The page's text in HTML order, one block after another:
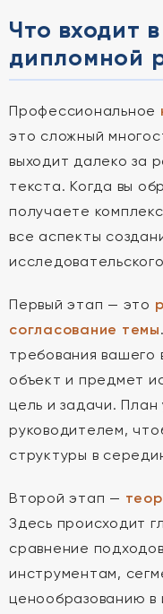
Что входит
дипломной
Профессиональное
это сложный
выходит далеко за
текста. Когда вы
получаете
все аспекты
Первый этап — это
согласование темы
требования вашего
объект и предмет
цель и задачи.
руководителем,
структуры в
Второй этап —
Здесь происходит
сравнение
инструментам,
ценообразованию